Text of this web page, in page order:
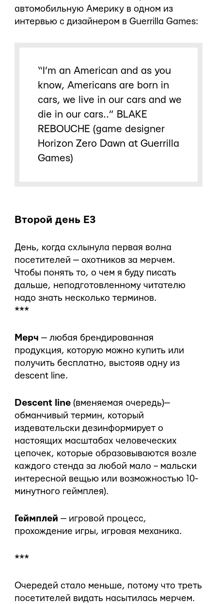
автомобильную Америку в одном из
интервью с дизайнером в Guerrilla Games:
“I’m an American and as you
know, Americans are born in
cars, we live in our cars and we
die in our cars..” BLAKE
REBOUCHE (game designer
Horizon Zero Dawn at Guerrilla
Games)
Второй день Е3
День, когда схлынула первая волна
посетителей — охотников за мерчем.
Чтобы понять то, о чем я буду писать
дальше, неподготовленному читателю
надо знать несколько терминов.
***
Мерч — любая брендированная
продукция, которую можно купить или
получить бесплатно, выстояв одну из
descent line.
Descent line (вменяемая очередь)—
обманчивый термин, который
издевательски дезинформирует о
настоящих масштабах человеческих
цепочек, которые образовываются возле
каждого стенда за любой мало – мальски
интересной вещью или возможностью 10-
минутного геймплея).
Геймплей — игровой процесс,
прохождение игры, игровая механика.
***
Очередей стало меньше, потому что треть
посетителей видать насытилась мерчем.